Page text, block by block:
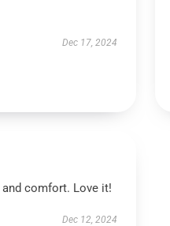
Dec 17, 2024
comfort. Love it!
Dec 12, 2024